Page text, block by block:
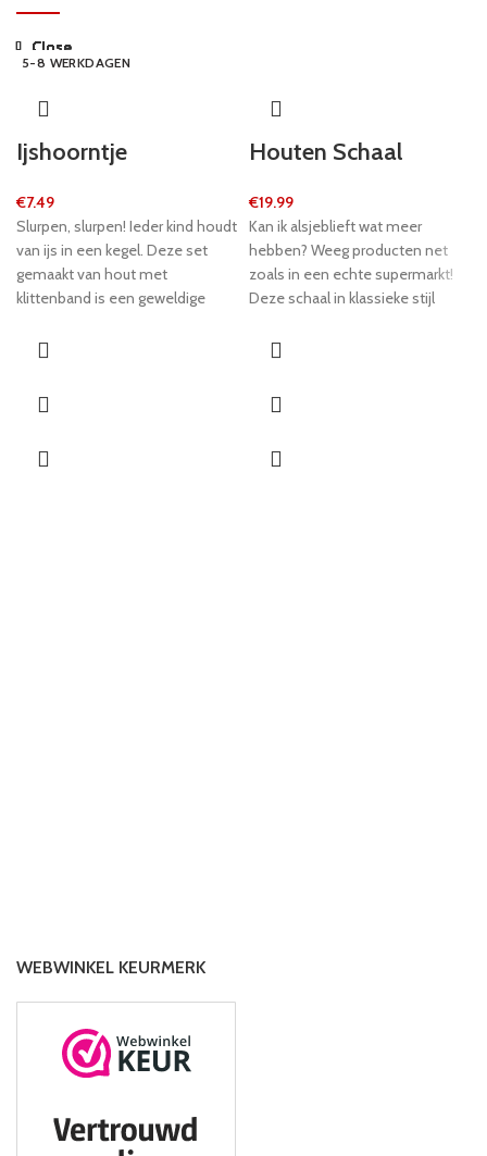
24 UUR
Close
Ijshoorntje
€7.49
Slurpen, slurpen! Ieder kind houdt
van ijs in een kegel. Deze set
gemaakt van hout met
klittenband is een geweldige
product is gemaakt van FSC®
kunnen de kinderen in hun eigen
speelwereld duiken. De ijslepels
verwijderd en opnieuw worden
24 UUR
Close
Houten Schaal
€19.99
Kan ik alsjeblieft wat meer
hebben? Weeg producten net
zoals in een echte supermarkt!
Deze schaal in klassieke stijl
popwinkel. Plaats gewoon fruit
en het geïntegreerde
veermechanisme verplaatst de
gewicht is. De afgebeelde
24 UUR
Close
24 UUR
Close
24 UUR
Close
24 UUR
Close
5-8 WERKDAGEN
Close
5-8 WERKDAGEN
Close
WEBWINKEL KEURMERK